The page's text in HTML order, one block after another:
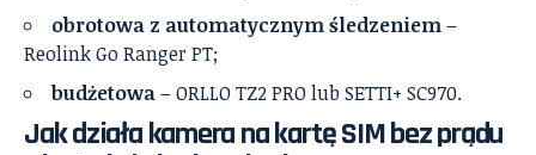
obrotowa z automatycznym śledzeniem–
Reolink Go Ranger PT;
budżetowa– ORLLO TZ2 PRO lub SETTI+ SC970.
Jak działa kamera na kartę SIM bez prądu